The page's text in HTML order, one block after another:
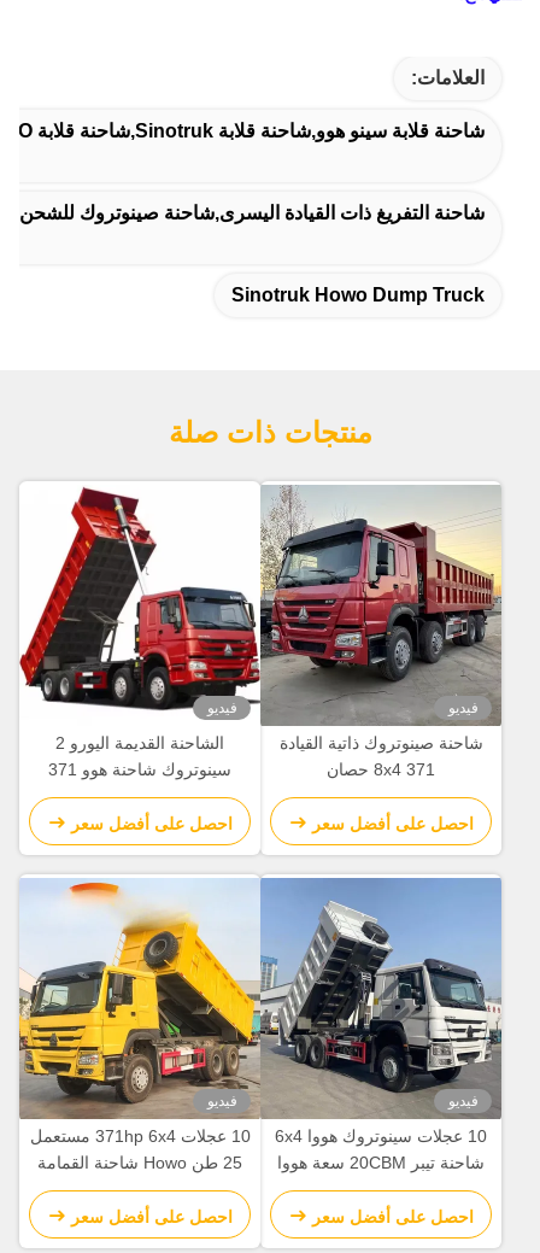
العلامات:
شاحنة قلابة سينو هوو,شاحنة قلابة Sinotruk,شاحنة قلابة Sinotruk HOWO
شاحنة التفريغ ذات القيادة اليسرى,شاحنة صينوتروك للشحن 70 طن,شاحنة هوو 371HP 6x4
Sinotruk Howo Dump Truck
منتجات ذات صلة
فيديو
شاحنة صينوتروك ذاتية القيادة
8x4 371 حصان
احصل على أفضل سعر
فيديو
الشاحنة القديمة اليورو 2
سينوتروك شاحنة هوو 371
شاحنة 8 طن
احصل على أفضل سعر
فيديو
10 عجلات سينوتروك هووا 6x4
شاحنة تيبر 20CBM سعة هووا
شاحنة قمامة LHD Drive
احصل على أفضل سعر
فيديو
10 عجلات 371hp 6x4 مستعمل
25 طن Howo شاحنة القمامة
مع طول خزان البضائع 5.3-
6.2M
احصل على أفضل سعر